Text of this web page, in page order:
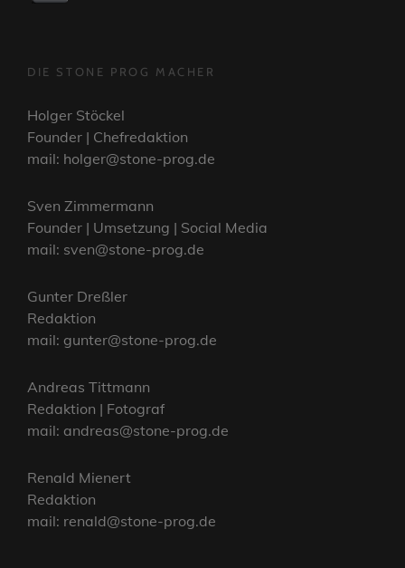
DIE STONE PROG MACHER
Holger Stöckel
Founder | Chefredaktion
mail: holger@stone-prog.de
Sven Zimmermann
Founder | Umsetzung | Social Media
mail: sven@stone-prog.de
Gunter Dreßler
Redaktion
mail: gunter@stone-prog.de
Andreas Tittmann
Redaktion | Fotograf
mail: andreas@stone-prog.de
Renald Mienert
Redaktion
mail: renald@stone-prog.de